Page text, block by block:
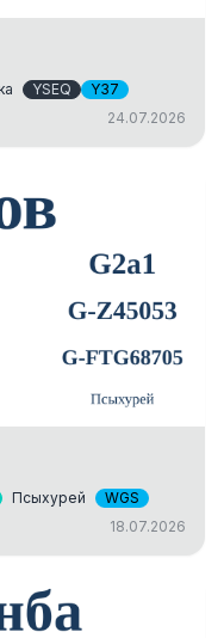
YSEQ
Y37
24.07.2026
Псыхурей
WGS
18.07.2026